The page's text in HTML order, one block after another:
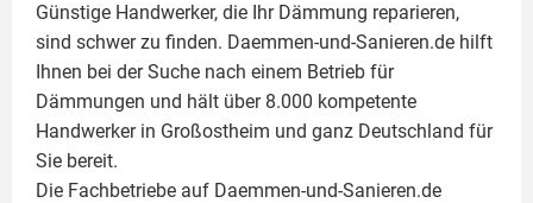
Günstige Handwerker, die Ihr Dämmung reparieren,
sind schwer zu finden. Daemmen-und-Sanieren.de hilft
Ihnen bei der Suche nach einem Betrieb für
Dämmungen und hält über 8.000 kompetente
Handwerker in Großostheim und ganz Deutschland für
Sie bereit.
Die Fachbetriebe auf Daemmen-und-Sanieren.de